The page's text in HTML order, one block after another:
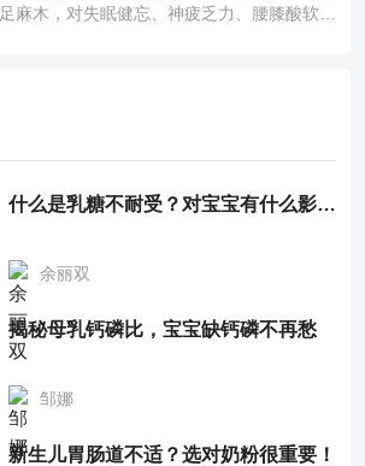
足麻木，对失眠健忘、神疲乏力、腰膝酸软也
什么是乳糖不耐受？对宝宝有什么影响？
余丽双
揭秘母乳钙磷比，宝宝缺钙磷不再愁
邹娜
新生儿胃肠道不适？选对奶粉很重要！